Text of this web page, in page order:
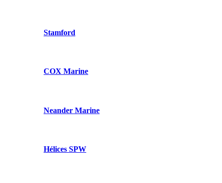
Stamford
COX Marine
Neander Marine
Hélices SPW